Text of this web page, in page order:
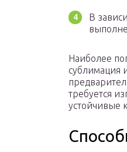
В
Наиболее
сублимация
требуется
устойчивые